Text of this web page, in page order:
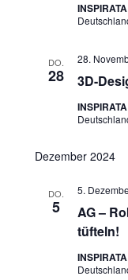
DO.
28 3D-
28.
Dezember 2024
DO.
5
AG –
tüfteln!
5.